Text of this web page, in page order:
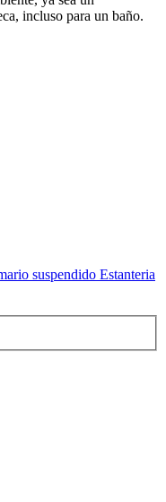
incluso para un baño.
suspendido Estanteria